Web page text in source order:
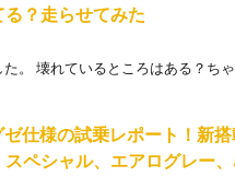
？走らせてみた
。 壊れているところはある？ち
仕様の試乗レポート！新
ペシャル、エアログレー、